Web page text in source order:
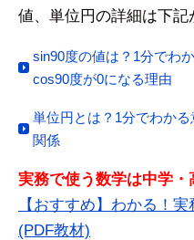
値、単位円の詳細は下記
sin90度の値は？1分でわ
cos90度が0になる理由
単位円とは？1分でわか
関係
実務で使う数学は中学
【おすすめ】わかる！
(PDF教材)